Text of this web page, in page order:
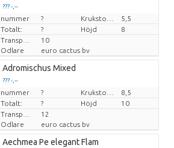
??? -,--
Pris per enhet
nummer ?
5,5
Totalt:
? Höjd
8
10
Odlare
euro cactus bv
Adromischus Mixed
??? -,--
Pris per enhet
nummer ?
8,5
Totalt:
? Höjd
10
12
Odlare
euro cactus bv
Aechmea Pe elegant Flam